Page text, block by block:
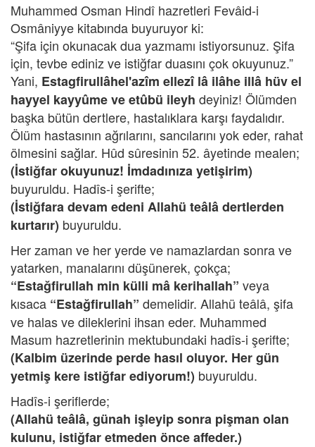
Muhammed Osman Hindî hazretleri Fevâid-i
Osmâniyye kitabında buyuruyor ki:
“Şifa için okunacak dua yazmamı istiyorsunuz. Şifa
için, tevbe ediniz ve istiğfar duasını çok okuyunuz.”
Yani, Estagfirullâhel'azîm ellezî lâ ilâhe illâ hüv el
hayyel kayyûme ve etûbü ileyh deyiniz! Ölümden
başka bütün dertlere, hastalıklara karşı faydalıdır.
Ölüm hastasının ağrılarını, sancılarını yok eder, rahat
ölmesini sağlar. Hûd sûresinin 52. âyetinde mealen;
(İstiğfar okuyunuz! İmdadınıza yetişirim)
buyuruldu. Hadîs-i şerifte;
(İstiğfara devam edeni Allahü teâlâ dertlerden
kurtarır) buyuruldu.
Her zaman ve her yerde ve namazlardan sonra ve
yatarken, manalarını düşünerek, çokça;
“Estağfirullah min külli mâ kerihallah” veya
kısaca “Estağfirullah” demelidir. Allahü teâlâ, şifa
ve halas ve dileklerini ihsan eder. Muhammed
Masum hazretlerinin mektubundaki hadîs-i şerifte;
(Kalbim üzerinde perde hasıl oluyor. Her gün
yetmiş kere istiğfar ediyorum!) buyuruldu.
Hadîs-i şeriflerde;
(Allahü teâlâ, günah işleyip sonra pişman olan
kulunu, istiğfar etmeden önce affeder.)